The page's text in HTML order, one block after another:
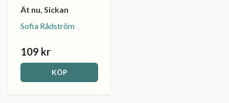
Ät nu, Sickan
Sofia Rådström
109 kr
KÖP